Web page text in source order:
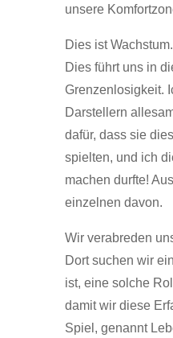
unsere
Dies ist
Dies führt uns in
Grenzenlosigkeit.
Darstellern
dafür, dass sie
spielten, und ich
machen durfte!
einzelnen davon.
Wir verabreden
Dort suchen wir
ist, eine solche
damit wir diese
Spiel, genannt